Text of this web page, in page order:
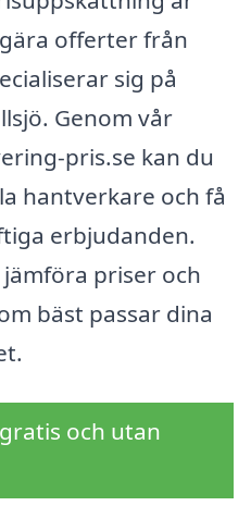
offerter från
sig på
Genom vår
pris.se kan du
hantverkare och få
erbjudanden.
priser och
bäst passar dina
och utan